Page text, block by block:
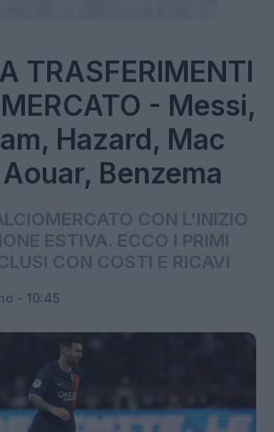
TRASFERIMENTI
- Messi,
Hazard, Mac
Benzema
CON L'INIZIO
ESTIVA. ECCO I PRIMI
CON COSTI E RICAVI
- 10:45